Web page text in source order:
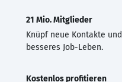
21 Mio. Mitglieder
Knüpf neue Kontakte
besseres Job-Leben.
Kostenlos profitieren